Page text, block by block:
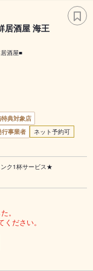
居酒屋 海王
酒屋■
典対象店
行事業者
ネット予約可
ク1杯サービス★
。
ださい。